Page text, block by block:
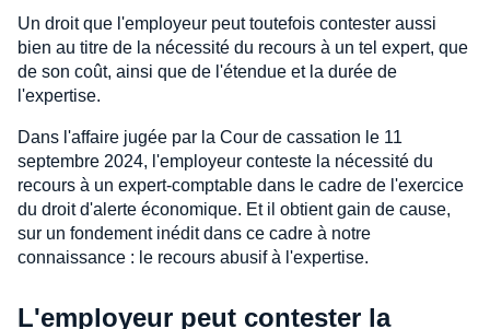
Un droit que l'employeur peut toutefois contester aussi
bien au titre de la nécessité du recours à un tel expert, que
de son coût, ainsi que de l'étendue et la durée de
l'expertise.
Dans l'affaire jugée par la Cour de cassation le 11
septembre 2024, l'employeur conteste la nécessité du
recours à un expert-comptable dans le cadre de l'exercice
du droit d'alerte économique. Et il obtient gain de cause,
sur un fondement inédit dans ce cadre à notre
connaissance : le recours abusif à l'expertise.
L'employeur peut contester la